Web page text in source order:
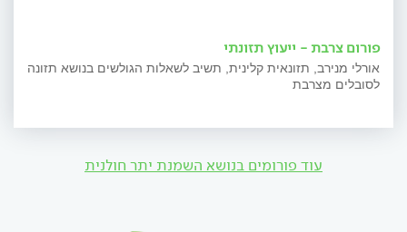
פורום צרבת - ייעוץ תזונתי
אורלי מנירב, תזונאית קלינית, תשיב לשאלות הגולשים בנושא תזונה
לסובלים מצרבת
עוד פורומים בנושא השמנת יתר חולנית